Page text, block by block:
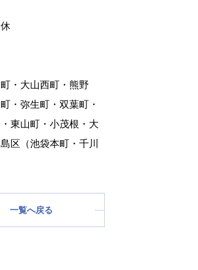
・大山西町・熊野
・弥生町・双葉町・
東山町・小茂根・大
区（池袋本町・千川
一覧へ戻る